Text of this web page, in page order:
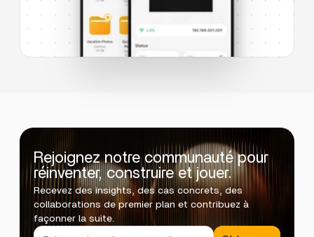
Rejoignez notre communauté pour
réinventer, construire et jouer.
Recevez des insights, des cas concrets, des
collaborations de premier plan et contribuez à
façonner la suite.